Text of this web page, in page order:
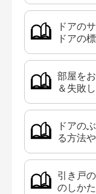
ドアの
ドアの
部屋を
＆失敗
ドアの
る方法
引き戸
のしか